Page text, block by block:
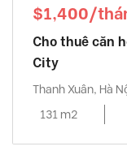
$1,400/
Cho thuê căn
City
Thanh Xuân, Hà
131 m2